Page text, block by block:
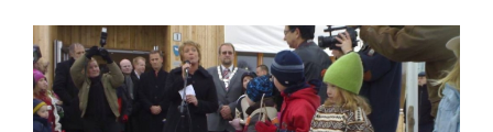
jobbmuligheter
i
Midt-
Troms?